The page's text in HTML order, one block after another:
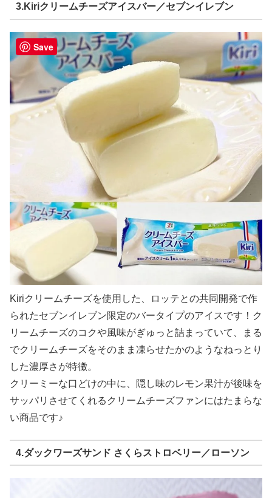
3.Kiriクリームチーズアイスバー／セブンイレブン
Kiriクリームチーズを使用した、ロッテとの共同開発で作
られたセブンイレブン限定のバータイプのアイスです！ク
リームチーズのコクや風味がぎゅっと詰まっていて、まる
でクリームチーズをそのまま凍らせたかのようなねっとり
した濃厚さが特徴。
クリーミーな口どけの中に、隠し味のレモン果汁が後味を
サッパリさせてくれるクリームチーズファンにはたまらな
い商品です♪
4.ダックワーズサンド さくらストロベリー／ローソン
Save